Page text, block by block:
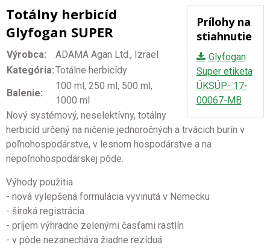
Prílohy na
stiahnutie
Glyfogan
Super etiketa
ÚKSÚP- 17-
00067-MB
Totálny herbicíd
Glyfogan SUPER
Výrobca:
ADAMA Agan Ltd., Izrael
Kategória:Totálne herbicídy
Balenie:
100 ml, 250 ml, 500 ml,
1000 ml
Nový systémový, neselektívny, totálny
herbicíd určený na ničenie jednoročných a trvácich burín v
poľnohospodárstve, v lesnom hospodárstve a na
nepoľnohospodárskej pôde.
Výhody použitia
- nová vylepšená formulácia vyvinutá v Nemecku
- široká registrácia
- príjem výhradne zelenými časťami rastlín
- v pôde nezanecháva žiadne rezíduá